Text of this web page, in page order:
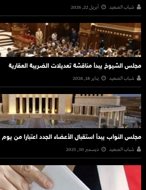
شباب الصعيد أبريل 22, 2026
مجلس الشيوخ يبدأ مناقشة تعديلات الضريبة العقارية
شباب الصعيد يناير 18, 2026
مجلس النواب يبدأ استقبال الأعضاء الجدد اعتبارا من يوم الأحد 4
شباب الصعيد ديسمبر 30, 2025